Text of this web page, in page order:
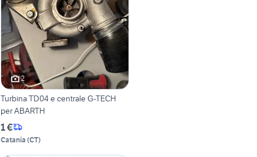
2
Turbina TD04 e centrale G-TECH
per ABARTH
1 €
Catania (CT)